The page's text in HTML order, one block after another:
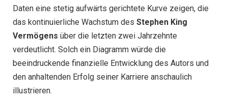
Daten eine stetig aufwärts gerichtete Kurve zeigen, die
das kontinuierliche Wachstum des Stephen King
Vermögens über die letzten zwei Jahrzehnte
verdeutlicht. Solch ein Diagramm würde die
beeindruckende finanzielle Entwicklung des Autors und
den anhaltenden Erfolg seiner Karriere anschaulich
illustrieren.